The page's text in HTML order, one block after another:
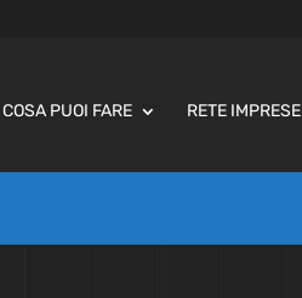
COSA PUOI FARE RETE IMPRESE